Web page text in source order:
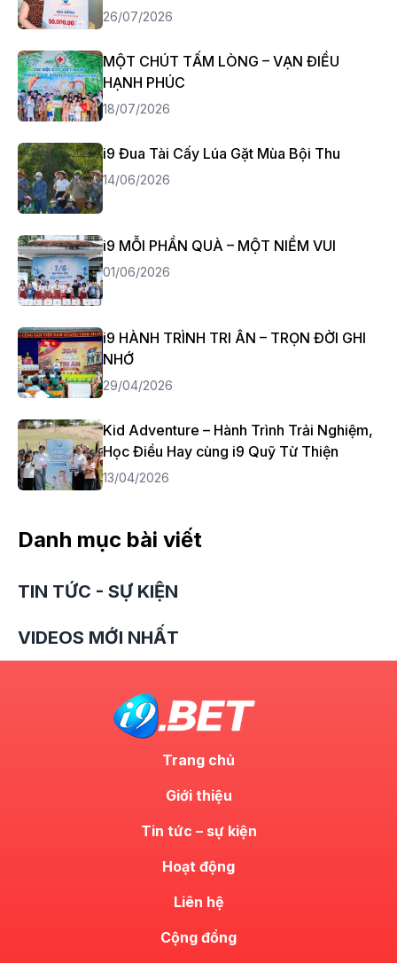
26/07/2026
MỘT CHÚT TẤM LÒNG – VẠN ĐIỀU
HẠNH PHÚC
18/07/2026
i9 Đua Tài Cấy Lúa Gặt Mùa Bội Thu
14/06/2026
i9 MỖI PHẦN QUÀ – MỘT NIỀM VUI
01/06/2026
i9 HÀNH TRÌNH TRI ÂN – TRỌN ĐỜI GHI
NHỚ
29/04/2026
Kid Adventure – Hành Trình Trải Nghiệm,
Học Điều Hay cùng i9 Quỹ Từ Thiện
13/04/2026
Danh mục bài viết
TIN TỨC - SỰ KIỆN
VIDEOS MỚI NHẤT
Trang chủ
Giới thiệu
Tin tức – sự kiện
Hoạt động
Liên hệ
Cộng đồng